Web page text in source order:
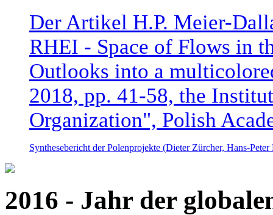
Der Artikel H.P. Meier-
RHEI - Space of Flows in
Outlooks into a
2018, pp. 41-58, the
Organization", Polish
Synthesebericht der Polenprojekte (Dieter Zürcher, Hans-
2016 - Jahr der